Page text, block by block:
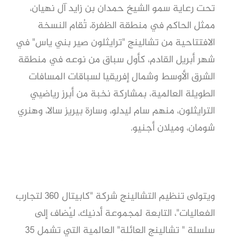
تحت رعاية سمو الشيخ حمدان بن زايد آل نهيان،
ممثل الحاكم في منطقة الظفرة، تُقام النسخة
الافتتاحية من تشالينج "ترايثلون صير بني ياس" في
شهر أبريل القادم، كأول سباق من نوعه في منطقة
الشرق الأوسط وشمال إفريقيا لسباقات المسافات
الطويلة العالمية، بمشاركة نخبة من أبرز رياضيي
الترايثلون، منهم سام ليدلو، وسارة بيريز سالا، وهنري
شومان، وميلان أجنيو.
ويتولى تنظيم التشالينج شركة "كابيتال 360 لتجارب
الفعاليات"، التابعة لمجموعة أدنيك، ليُضاف إلى
سلسلة " تشالينج العائلة" العالمية التي تشمل 35